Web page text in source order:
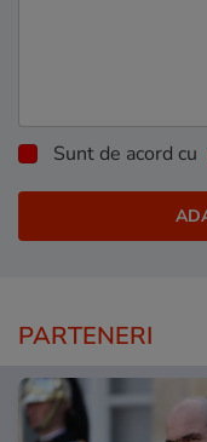
Sunt de acord cu
PARTENERI